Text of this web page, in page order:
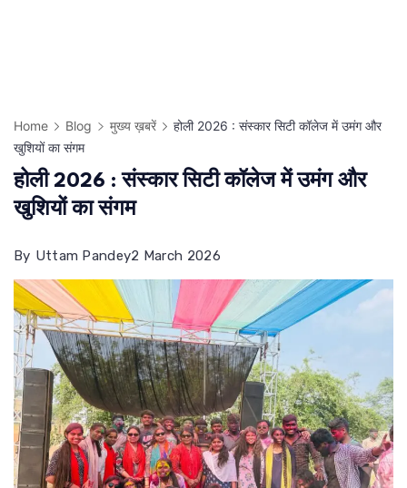
Home Blog मुख्य ख़बरें
होली 2026 : संस्कार सिटी कॉलेज में उमंग और
खुशियों का संगम
होली 2026 : संस्कार सिटी कॉलेज में उमंग और
खुशियों का संगम
By Uttam Pandey2 March 2026